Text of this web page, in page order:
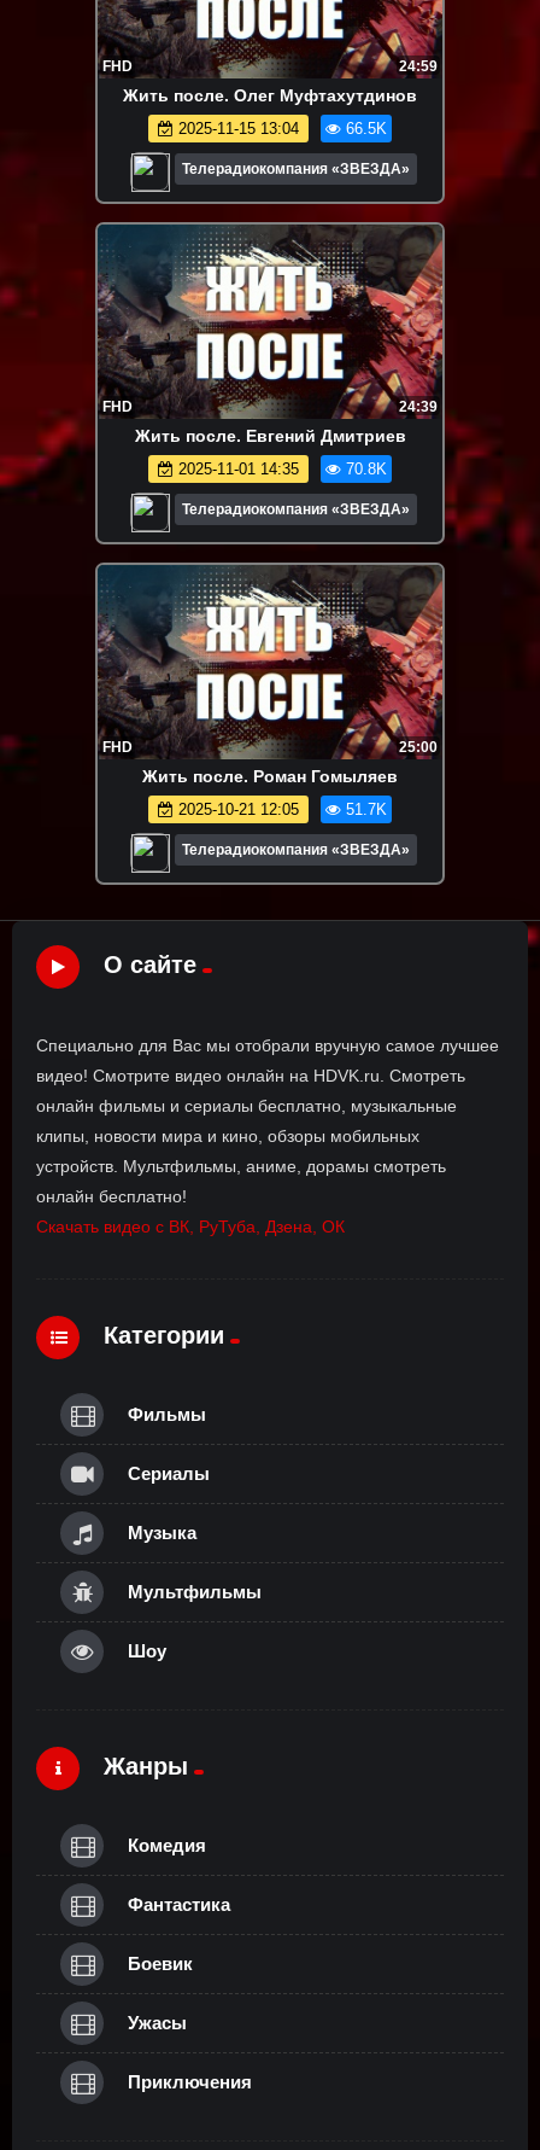
FHD 24:59
Жить после. Олег Муфтахутдинов
2025-11-15 13:04 66.5K
Телерадиокомпания «ЗВЕЗДА»
FHD 24:39
Жить после. Евгений Дмитриев
2025-11-01 14:35 70.8K
Телерадиокомпания «ЗВЕЗДА»
FHD 25:00
Жить после. Роман Гомыляев
2025-10-21 12:05 51.7K
Телерадиокомпания «ЗВЕЗДА»
О сайте
Специально для Вас мы отобрали вручную самое лучшее
видео! Смотрите видео онлайн на HDVK.ru. Смотреть
онлайн фильмы и сериалы бесплатно, музыкальные
клипы, новости мира и кино, обзоры мобильных
устройств. Мультфильмы, аниме, дорамы смотреть
онлайн бесплатно!
Скачать видео с ВК, РуТуба, Дзена, ОК
Категории
Фильмы
Сериалы
Музыка
Мультфильмы
Шоу
Жанры
Комедия
Фантастика
Боевик
Ужасы
Приключения